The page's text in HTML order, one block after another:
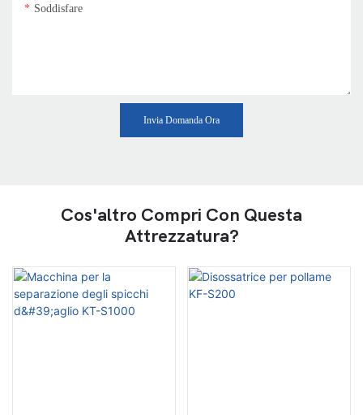
Soddisfare
Invia Domanda Ora
Cos'altro Compri Con Questa
Attrezzatura?